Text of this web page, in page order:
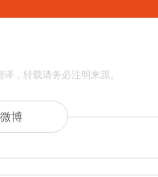
，转载请务必注明来源。
微博